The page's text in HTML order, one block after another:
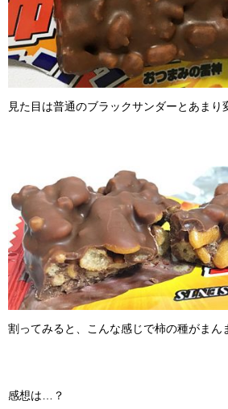
見た目は普通のブラックサンダーとあまり
割ってみると、こんな感じで柿の種がまん
感想は…？